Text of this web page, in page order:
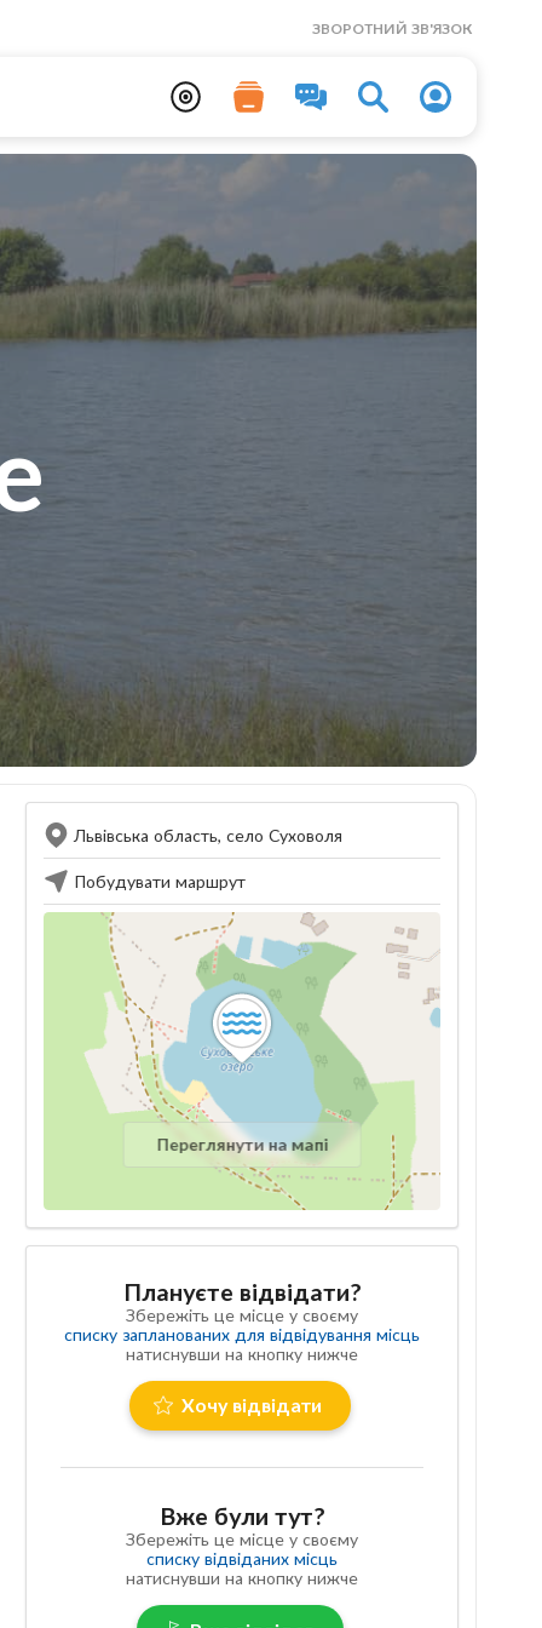
ЗВОРОТНИЙ ЗВ'ЯЗОК
Львівська область, село Суховоля
Побудувати маршрут
Переглянути на мапі
Плануєте відвідати?
Збережіть це місце у своєму
списку запланованих для відвідування місць
натиснувши на кнопку нижче
Хочу відвідати
Вже були тут?
Збережіть це місце у своєму
списку відвіданих місць
натиснувши на кнопку нижче